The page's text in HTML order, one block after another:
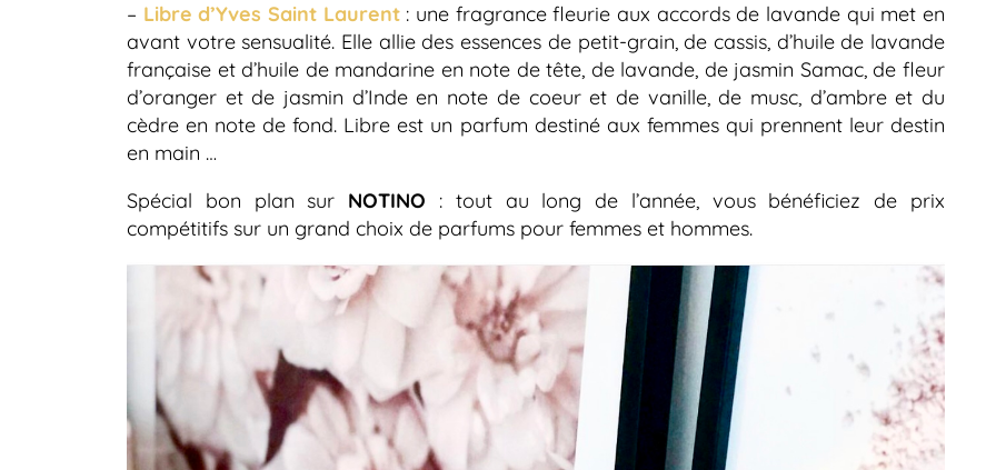
– Libre d’Yves Saint Laurent: une fragrance fleurie aux accords de lavande qui met en
avant votre sensualité. Elle allie des essences de petit-grain, de cassis, d’huile de lavande
française et d’huile de mandarine en note de tête, de lavande, de jasmin Samac, de fleur
d’oranger et de jasmin d’Inde en note de coeur et de vanille, de musc, d’ambre et du
cèdre en note de fond. Libre est un parfum destiné aux femmes qui prennent leur destin
en main …
Spécial bon plan sur NOTINO : tout au long de l’année, vous bénéficiez de prix
compétitifs sur un grand choix de parfums pour femmes et hommes.